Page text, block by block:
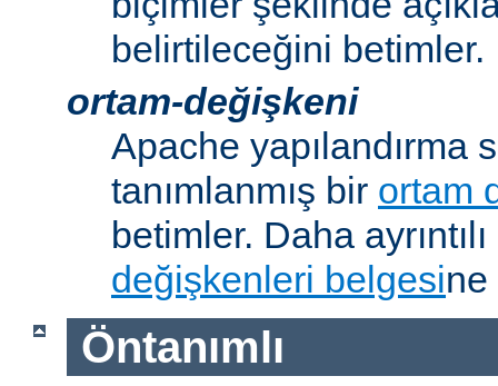
belirtileceğini betimler.
ortam-değişkeni
Apache yapılandırma
tanımlanmış bir ortam
betimler. Daha
değişkenleri belgesine
Öntanımlı